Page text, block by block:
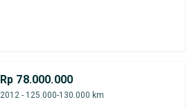
Rp 78.000.000
2012 - 125.000-130.000 km